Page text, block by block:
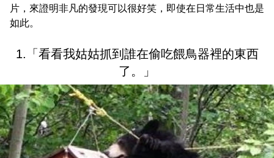
片，來證明非凡的發現可以很好笑，即使在日常生活中也是
如此。
1.「看看我姑姑抓到誰在偷吃餵鳥器裡的東西
了。」